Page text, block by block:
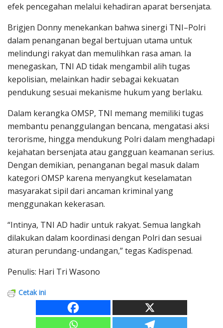
efek pencegahan melalui kehadiran aparat bersenjata.
Brigjen Donny menekankan bahwa sinergi TNI–Polri
dalam penanganan begal bertujuan utama untuk
melindungi rakyat dan memulihkan rasa aman. Ia
menegaskan, TNI AD tidak mengambil alih tugas
kepolisian, melainkan hadir sebagai kekuatan
pendukung sesuai mekanisme hukum yang berlaku.
Dalam kerangka OMSP, TNI memang memiliki tugas
membantu penanggulangan bencana, mengatasi aksi
terorisme, hingga mendukung Polri dalam menghadapi
kejahatan bersenjata atau gangguan keamanan serius.
Dengan demikian, penanganan begal masuk dalam
kategori OMSP karena menyangkut keselamatan
masyarakat sipil dari ancaman kriminal yang
menggunakan kekerasan.
“Intinya, TNI AD hadir untuk rakyat. Semua langkah
dilakukan dalam koordinasi dengan Polri dan sesuai
aturan perundang-undangan,” tegas Kadispenad.
Penulis: Hari Tri Wasono
Cetak ini